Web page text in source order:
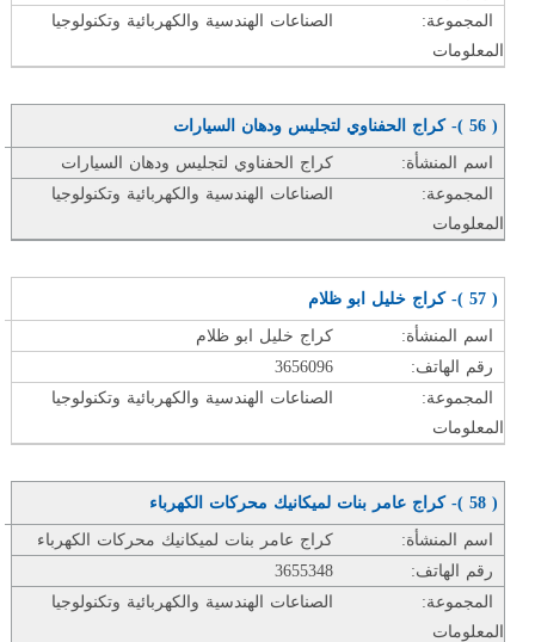
المجموعة:
الصناعات الهندسية والكهربائية وتكنولوجيا
المعلومات
( 56 )- كراج الحفناوي لتجليس ودهان السيارات
اسم المنشأة:
كراج الحفناوي لتجليس ودهان السيارات
المجموعة:
الصناعات الهندسية والكهربائية وتكنولوجيا
المعلومات
( 57 )- كراج خليل ابو ظلام
اسم المنشأة:
كراج خليل ابو ظلام
رقم الهاتف:
3656096
المجموعة:
الصناعات الهندسية والكهربائية وتكنولوجيا
المعلومات
( 58 )- كراج عامر بنات لميكانيك محركات الكهرباء
اسم المنشأة:
كراج عامر بنات لميكانيك محركات الكهرباء
رقم الهاتف:
3655348
المجموعة:
الصناعات الهندسية والكهربائية وتكنولوجيا
المعلومات